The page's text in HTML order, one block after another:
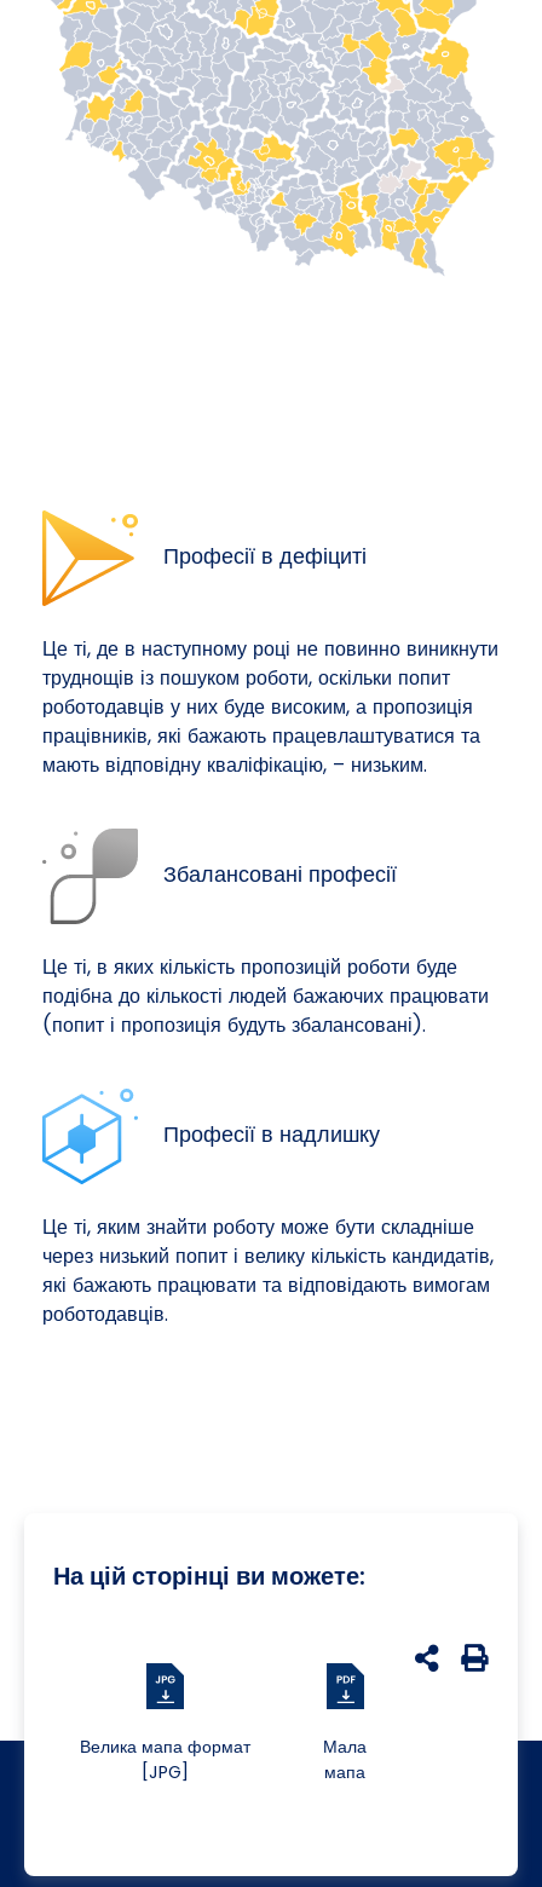
Професії в дефіциті
Це ті, де в наступному році не повинно виникнути
труднощів із пошуком роботи, оскільки попит
роботодавців у них буде високим, а пропозиція
працівників, які бажають працевлаштуватися та
мають відповідну кваліфікацію, – низьким.
Збалансовані професії
Це ті, в яких кількість пропозицій роботи буде
подібна до кількості людей бажаючих працювати
(попит і пропозиція будуть збалансовані).
Професії в надлишку
Це ті, яким знайти роботу може бути складніше
через низький попит і велику кількість кандидатів,
які бажають працювати та відповідають вимогам
роботодавців.
На цій сторінці ви можете:
Велика мапа формат
[JPG]
Мала
мапа
udostępnij